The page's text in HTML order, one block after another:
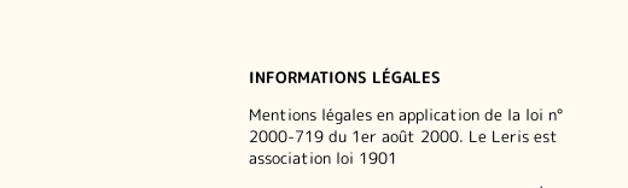
INFORMATIONS LÉGALES
Mentions légales en application de la loi n°
2000-719 du 1er août 2000. Le Leris est
association loi 1901